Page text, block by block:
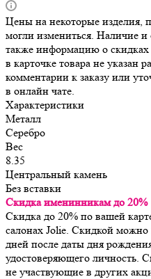
Цены на некоторые изделия,
могли измениться. Наличие и
также информацию о скидках
в карточке товара не указан
комментарии к заказу или
в онлайн чате.
Характеристики
Металл
Серебро
Вес
8.35
Центральный камень
Без вставки
Скидка именинникам до 20%
Скидка до 20% по вашей
салонах Jolie. Скидкой можно
дней после даты дня
удостоверяющего личность.
не участвующие в других